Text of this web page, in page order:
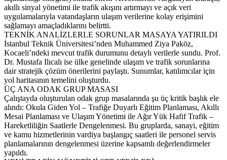
akıllı sinyal yönetimi ile trafik akışını artırmayı ve açık veri
uygulamalarıyla vatandaşların ulaşım verilerine kolay erişimini
sağlamayı amaçladıklarını belirtti.
TEKNİK ANALİZLERLE SORUNLAR MASAYA YATIRILDI
İstanbul Teknik Üniversitesi’nden Muhammed Ziya Paköz,
Kocaeli’ndeki mevcut trafik durumunu detaylı verilerle sundu. Prof.
Dr. Mustafa Ilıcalı ise ülke genelinde ulaşım ve trafik sorunlarına
dair stratejik çözüm önerilerini paylaştı. Sunumlar, katılımcılar için
yol haritasının temelini oluşturdu.
ÜÇ ANA ODAK GRUP MASASI
Çalıştayda oluşturulan odak grup masalarında şu üç kritik başlık ele
alındı: Okula Giden Yol – Trafiğe Duyarlı Eğitim Planlaması, Akıllı
Mesai Planlaması ve Ulaşım Yönetimi ile Ağır Yük Hafif Trafik –
Hareketliliğin Saatlerle Dengelenmesi. Bu gruplarda, sanayi, eğitim
ve kamu hizmetlerinin vardiya başlangıç saatleri ile personel servis
planlamalarının dengelenmesi üzerine kapsamlı değerlendirmeler
yapıldı.